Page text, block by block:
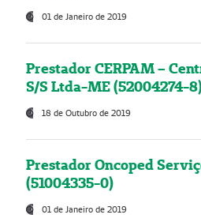
01 de Janeiro de 2019
Prestador CERPAM –
S/S Ltda-ME (52004274-
18 de Outubro de 2019
Prestador Oncoped
(51004335-0)
01 de Janeiro de 2019